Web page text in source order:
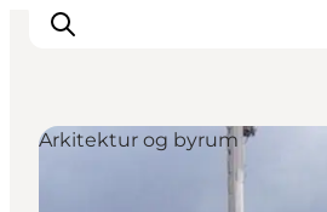
Arkitektur og byrum